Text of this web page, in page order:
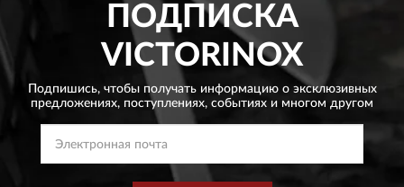
ПОДПИСКА
VICTORINOX
Подпишись, чтобы получать информацию о эксклюзивных
предложениях, поступлениях, событиях и многом другом